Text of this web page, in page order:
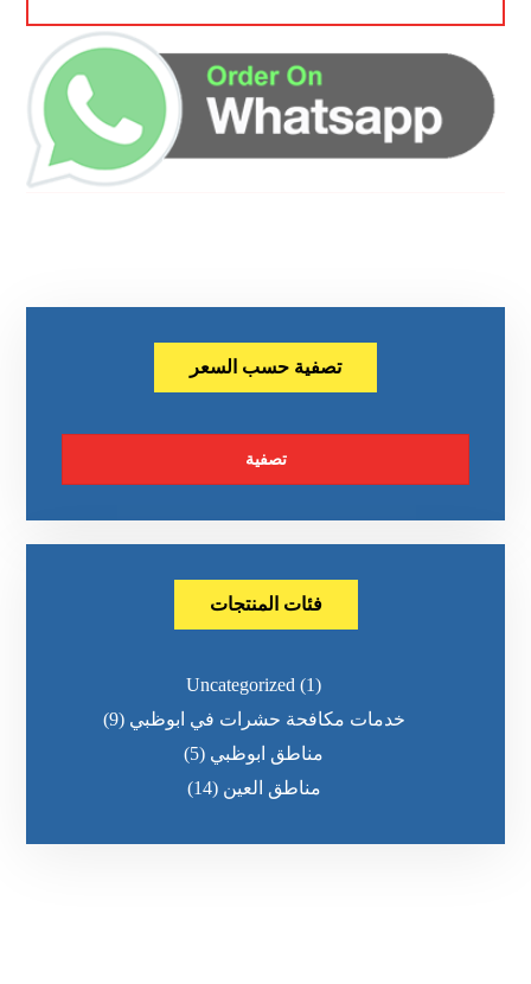
تصفية حسب السعر
تصفية
فئات المنتجات
Uncategorized (1)
خدمات مكافحة حشرات في ابوظبي (9)
مناطق ابوظبي (5)
مناطق العين (14)